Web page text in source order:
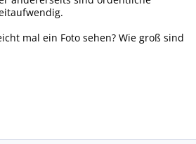
mal ein Foto sehen? Wie groß sind